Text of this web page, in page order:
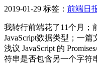
2019-01-29 标签： 前端日
我转行前端花了11个月；
JavaScript数据类型；一
浅议 JavaScript 的
符串是否包含另一个字符